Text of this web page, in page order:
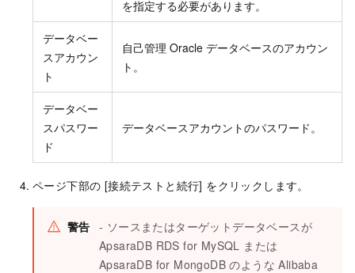
を指定する必要があります。
データベー
スアカウン
ト
自己管理 Oracle データベースのアカウン
ト。
データベー
スパスワー
ド
データベースアカウントのパスワード。
ページ下部の [接続テストと続行] をクリックします。
警告 - ソースまたはターゲットデータベースが
ApsaraDB RDS for MySQL または
ApsaraDB for MongoDB のような Alibaba